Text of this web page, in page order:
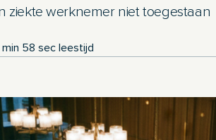
ziekte werknemer niet toegestaan
min 58 sec leestijd